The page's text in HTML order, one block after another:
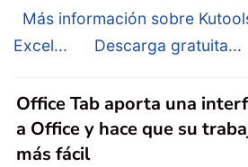
Más información sobre
Excel...
Descarga gratuita...
Office Tab aporta una
a Office y hace que su
más fácil